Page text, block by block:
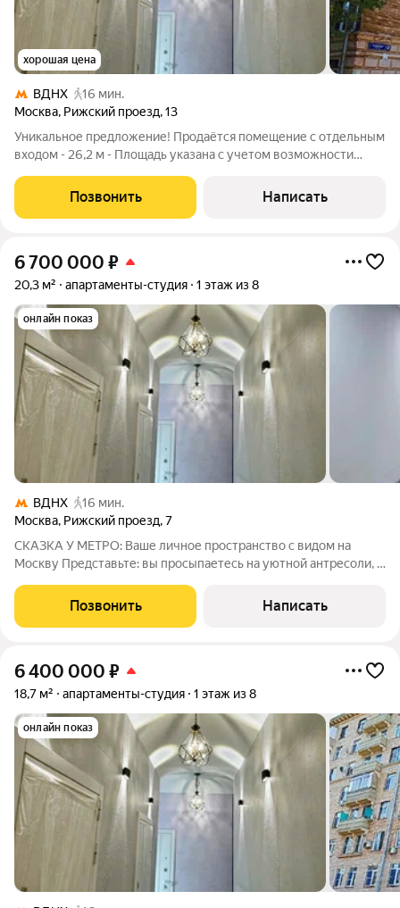
хорошая цена
ВДНХ
16 мин.
Москва, Рижский проезд,13
Уникальное предложение! Продаётся помещение с отдельным
входом - 26,2 м - Площадь указана с учетом возможности
итого 18,7 кв м + 7,5 кв м у м. "ВДНХ" идеальная инвестиция
или комфортное
Позвонить Написать
6 700 000 ₽
20,3 м² апартаменты-студия 1 этаж из 8
онлайн показ
ВДНХ
16 мин.
Москва, Рижский проезд,7
СКАЗКА У МЕТРО: Ваше личное пространство с видом на
Москву Представьте: вы просыпаетесь на уютной антресоли, а
студия, это продуманное убежище в сердце столицы. Тихий
Рижский проезд, но в
Позвонить Написать
6 400 000 ₽
18,7 м² апартаменты-студия 1 этаж из 8
онлайн показ